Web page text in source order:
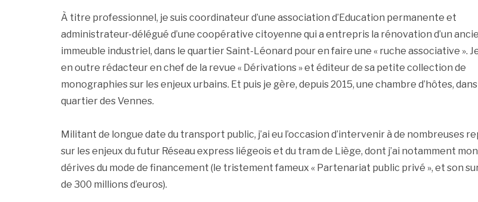
À titre professionnel, je suis coordinateur d’une association d’Education permanente et
administrateur-délégué d’une coopérative citoyenne qui a entrepris la rénovation d’un
immeuble industriel, dans le quartier Saint-Léonard pour en faire une « ruche associative ».
en outre rédacteur en chef de la revue « Dérivations » et éditeur de sa petite collection de
monographies sur les enjeux urbains. Et puis je gère, depuis 2015, une chambre d’hôtes,
quartier des Vennes.
Militant de longue date du transport public, j’ai eu l’occasion d’intervenir à de nombreuses
sur les enjeux du futur Réseau express liégeois et du tram de Liège, dont j’ai notamment
dérives du mode de financement (le tristement fameux « Partenariat public privé », et son
de 300 millions d’euros).